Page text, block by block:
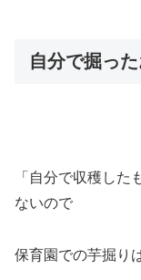
自分で掘っ
「自分で収穫し
ないので
保育園での芋掘り